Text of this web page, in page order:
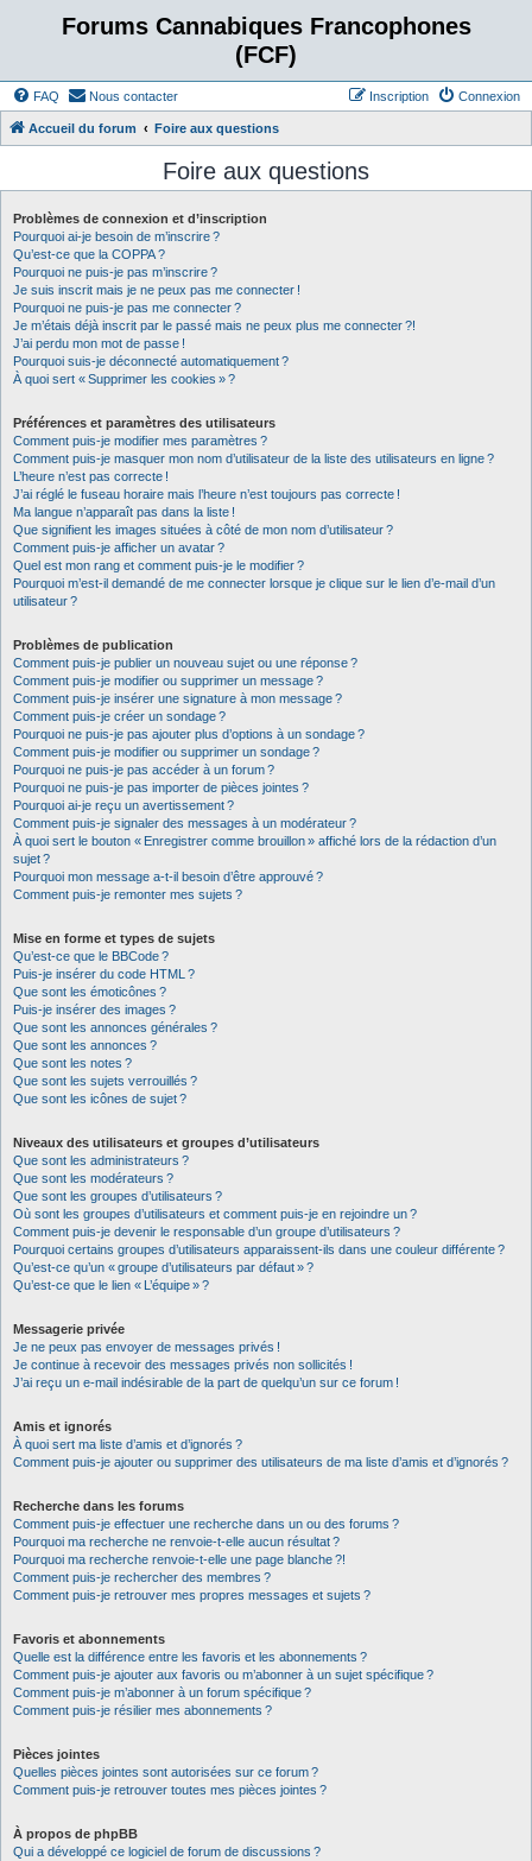
Forums Cannabiques Francophones
(FCF)
FAQ Nous contacter Connexion
Inscription
Accueil du forum Foire aux questions
Foire aux questions
Problèmes de connexion et d’inscription
Pourquoi ai-je besoin de m’inscrire ?
Qu’est-ce que la COPPA ?
Pourquoi ne puis-je pas m’inscrire ?
Je suis inscrit mais je ne peux pas me connecter !
Pourquoi ne puis-je pas me connecter ?
Je m’étais déjà inscrit par le passé mais ne peux plus me connecter ?!
J’ai perdu mon mot de passe !
Pourquoi suis-je déconnecté automatiquement ?
À quoi sert « Supprimer les cookies » ?
Préférences et paramètres des utilisateurs
Comment puis-je modifier mes paramètres ?
Comment puis-je masquer mon nom d’utilisateur de la liste des utilisateurs en ligne ?
L’heure n’est pas correcte !
J’ai réglé le fuseau horaire mais l’heure n’est toujours pas correcte !
Ma langue n’apparaît pas dans la liste !
Que signifient les images situées à côté de mon nom d’utilisateur ?
Comment puis-je afficher un avatar ?
Quel est mon rang et comment puis-je le modifier ?
Pourquoi m’est-il demandé de me connecter lorsque je clique sur le lien d’e-mail d’un
utilisateur ?
Problèmes de publication
Comment puis-je publier un nouveau sujet ou une réponse ?
Comment puis-je modifier ou supprimer un message ?
Comment puis-je insérer une signature à mon message ?
Comment puis-je créer un sondage ?
Pourquoi ne puis-je pas ajouter plus d’options à un sondage ?
Comment puis-je modifier ou supprimer un sondage ?
Pourquoi ne puis-je pas accéder à un forum ?
Pourquoi ne puis-je pas importer de pièces jointes ?
Pourquoi ai-je reçu un avertissement ?
Comment puis-je signaler des messages à un modérateur ?
À quoi sert le bouton « Enregistrer comme brouillon » affiché lors de la rédaction d’un
sujet ?
Pourquoi mon message a-t-il besoin d’être approuvé ?
Comment puis-je remonter mes sujets ?
Mise en forme et types de sujets
Qu’est-ce que le BBCode ?
Puis-je insérer du code HTML ?
Que sont les émoticônes ?
Puis-je insérer des images ?
Que sont les annonces générales ?
Que sont les annonces ?
Que sont les notes ?
Que sont les sujets verrouillés ?
Que sont les icônes de sujet ?
Niveaux des utilisateurs et groupes d’utilisateurs
Que sont les administrateurs ?
Que sont les modérateurs ?
Que sont les groupes d’utilisateurs ?
Où sont les groupes d’utilisateurs et comment puis-je en rejoindre un ?
Comment puis-je devenir le responsable d’un groupe d’utilisateurs ?
Pourquoi certains groupes d’utilisateurs apparaissent-ils dans une couleur différente ?
Qu’est-ce qu’un « groupe d’utilisateurs par défaut » ?
Qu’est-ce que le lien « L’équipe » ?
Messagerie privée
Je ne peux pas envoyer de messages privés !
Je continue à recevoir des messages privés non sollicités !
J’ai reçu un e-mail indésirable de la part de quelqu’un sur ce forum !
Amis et ignorés
À quoi sert ma liste d’amis et d’ignorés ?
Comment puis-je ajouter ou supprimer des utilisateurs de ma liste d’amis et d’ignorés ?
Recherche dans les forums
Comment puis-je effectuer une recherche dans un ou des forums ?
Pourquoi ma recherche ne renvoie-t-elle aucun résultat ?
Pourquoi ma recherche renvoie-t-elle une page blanche ?!
Comment puis-je rechercher des membres ?
Comment puis-je retrouver mes propres messages et sujets ?
Favoris et abonnements
Quelle est la différence entre les favoris et les abonnements ?
Comment puis-je ajouter aux favoris ou m’abonner à un sujet spécifique ?
Comment puis-je m’abonner à un forum spécifique ?
Comment puis-je résilier mes abonnements ?
Pièces jointes
Quelles pièces jointes sont autorisées sur ce forum ?
Comment puis-je retrouver toutes mes pièces jointes ?
À propos de phpBB
Qui a développé ce logiciel de forum de discussions ?